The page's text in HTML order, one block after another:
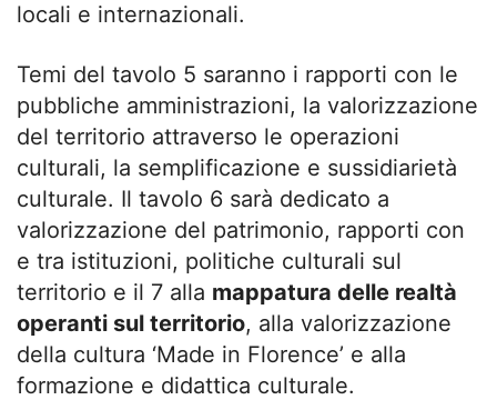
locali e internazionali.
Temi del tavolo 5 saranno i rapporti con le
pubbliche amministrazioni, la valorizzazione
del territorio attraverso le operazioni
culturali, la semplificazione e sussidiarietà
culturale. Il tavolo 6 sarà dedicato a
valorizzazione del patrimonio, rapporti con
e tra istituzioni, politiche culturali sul
territorio e il 7 alla mappatura delle realtà
operanti sul territorio, alla valorizzazione
della cultura ‘Made in Florence’ e alla
formazione e didattica culturale.